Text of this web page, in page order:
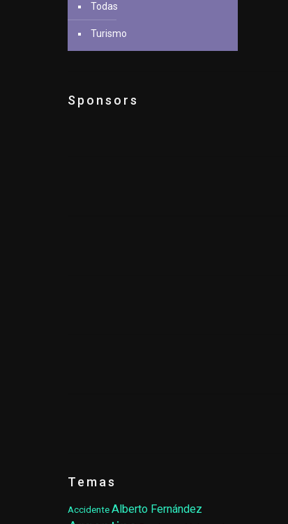
Todas
Turismo
Sponsors
Temas
AccidenteAlberto Fernández